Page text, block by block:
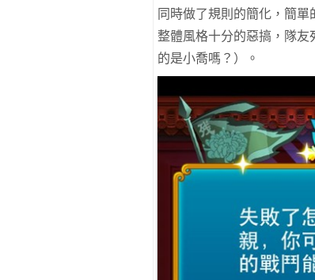
同時做了規則的簡化，簡
整體風格十分的惡搞，隊友
的是小喬嗎？）。